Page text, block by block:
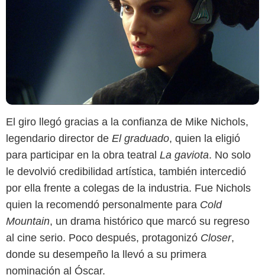
El giro llegó gracias a la confianza de Mike Nichols,
legendario director de El graduado, quien la eligió
para participar en la obra teatral La gaviota. No solo
le devolvió credibilidad artística, también intercedió
por ella frente a colegas de la industria. Fue Nichols
quien la recomendó personalmente para Cold
Mountain, un drama histórico que marcó su regreso
al cine serio. Poco después, protagonizó Closer,
donde su desempeño la llevó a su primera
nominación al Óscar.
Google